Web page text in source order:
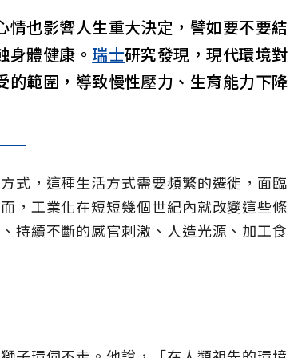
情也影響人生重大決定，譬如要不要結
身體健康。 瑞士研究發現，現代環境對
範圍，導致慢性壓力、生育能力下降
式，這種生活方式需要頻繁的遷徙，面臨
，工業化在短短幾個世紀內就改變這些條
持續不斷的感官刺激、人造光源、加工食